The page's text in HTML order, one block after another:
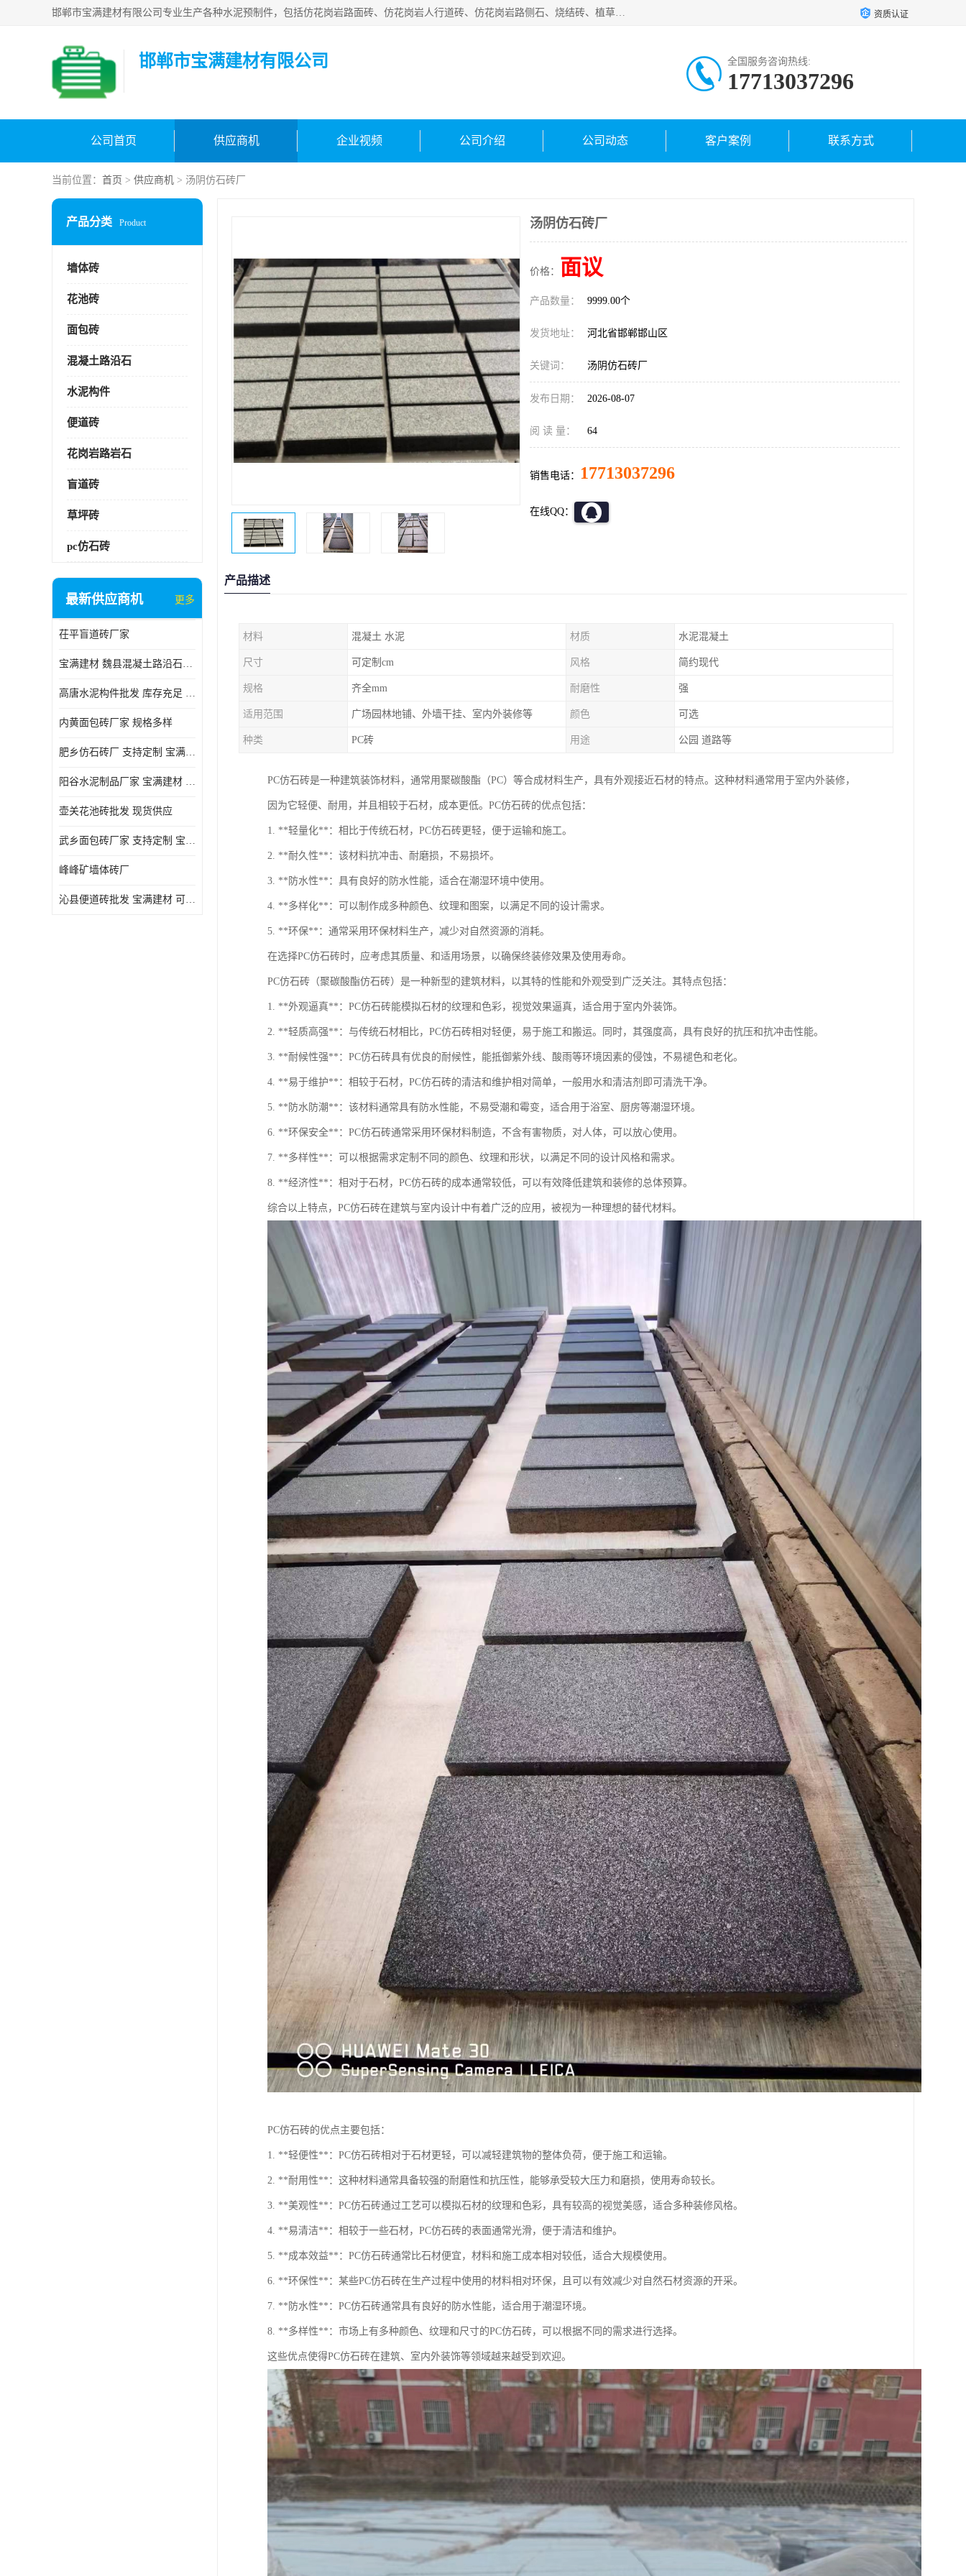
邯郸市宝满建材有限公司专业生产各种水泥预制件，包括仿花岗岩路面砖、仿花岗岩人行道砖、仿花岗岩路侧石、烧结砖、植草砖、码头砖连锁块、仿花岗岩路侧石、沙井盖、水泥盖板等各种水泥制品 资质认证
邯郸市宝满建材有限公司 全国服务咨询热线:
17713037296
公司首页 供应商机 企业视频 公司介绍 公司动态 客户案例 联系方式
当前位置： 首页 > 供应商机 > 汤阴仿石砖厂
产品分类 Product
墙体砖
花池砖
面包砖
混凝土路沿石
水泥构件
便道砖
花岗岩路岩石
盲道砖
草坪砖
pc仿石砖
最新供应商机 更多
茌平盲道砖厂家
宝满建材 魏县混凝土路沿石批发
高唐水泥构件批发 库存充足 宝满建材
内黄面包砖厂家 规格多样
肥乡仿石砖厂 支持定制 宝满建材
‌阳谷水泥制品厂家 宝满建材 支持定制
壶关花池砖批发 现货供应
武乡面包砖厂家 支持定制 宝满建材
峰峰矿墙体砖厂
沁县便道砖批发 宝满建材 可定制
汤阴仿石砖厂
价格： 面议
产品数量： 9999.00个
发货地址： 河北省邯郸邯山区
关键词： 汤阴仿石砖厂
发布日期： 2026-08-07
阅 读 量： 64
销售电话： 17713037296
在线QQ：
产品描述
材料 混凝土 水泥 材质 水泥混凝土
尺寸 可定制cm 风格 简约现代
规格 齐全mm 耐磨性 强
适用范围 广场园林地铺、外墙干挂、室内外装修等 颜色 可选
种类 PC砖 用途 公园 道路等
PC仿石砖是一种建筑装饰材料，通常用聚碳酸酯（PC）等合成材料生产，具有外观接近石材的特点。这种材料通常用于室内外装修，
因为它轻便、耐用，并且相较于石材，成本更低。PC仿石砖的优点包括：
1. **轻量化**：相比于传统石材，PC仿石砖更轻，便于运输和施工。
2. **耐久性**：该材料抗冲击、耐磨损，不易损坏。
3. **防水性**：具有良好的防水性能，适合在潮湿环境中使用。
4. **多样化**：可以制作成多种颜色、纹理和图案，以满足不同的设计需求。
5. **环保**：通常采用环保材料生产，减少对自然资源的消耗。
在选择PC仿石砖时，应考虑其质量、和适用场景，以确保终装修效果及使用寿命。
PC仿石砖（聚碳酸酯仿石砖）是一种新型的建筑材料，以其特的性能和外观受到广泛关注。其特点包括：
1. **外观逼真**：PC仿石砖能模拟石材的纹理和色彩，视觉效果逼真，适合用于室内外装饰。
2. **轻质高强**：与传统石材相比，PC仿石砖相对轻便，易于施工和搬运。同时，其强度高，具有良好的抗压和抗冲击性能。
3. **耐候性强**：PC仿石砖具有优良的耐候性，能抵御紫外线、酸雨等环境因素的侵蚀，不易褪色和老化。
4. **易于维护**：相较于石材，PC仿石砖的清洁和维护相对简单，一般用水和清洁剂即可清洗干净。
5. **防水防潮**：该材料通常具有防水性能，不易受潮和霉变，适合用于浴室、厨房等潮湿环境。
6. **环保安全**：PC仿石砖通常采用环保材料制造，不含有害物质，对人体，可以放心使用。
7. **多样性**：可以根据需求定制不同的颜色、纹理和形状，以满足不同的设计风格和需求。
8. **经济性**：相对于石材，PC仿石砖的成本通常较低，可以有效降低建筑和装修的总体预算。
综合以上特点，PC仿石砖在建筑与室内设计中有着广泛的应用，被视为一种理想的替代材料。
PC仿石砖的优点主要包括：
1. **轻便性**：PC仿石砖相对于石材更轻，可以减轻建筑物的整体负荷，便于施工和运输。
2. **耐用性**：这种材料通常具备较强的耐磨性和抗压性，能够承受较大压力和磨损，使用寿命较长。
3. **美观性**：PC仿石砖通过工艺可以模拟石材的纹理和色彩，具有较高的视觉美感，适合多种装修风格。
4. **易清洁**：相较于一些石材，PC仿石砖的表面通常光滑，便于清洁和维护。
5. **成本效益**：PC仿石砖通常比石材便宜，材料和施工成本相对较低，适合大规模使用。
6. **环保性**：某些PC仿石砖在生产过程中使用的材料相对环保，且可以有效减少对自然石材资源的开采。
7. **防水性**：PC仿石砖通常具有良好的防水性能，适合用于潮湿环境。
8. **多样性**：市场上有多种颜色、纹理和尺寸的PC仿石砖，可以根据不同的需求进行选择。
这些优点使得PC仿石砖在建筑、室内外装饰等领域越来越受到欢迎。